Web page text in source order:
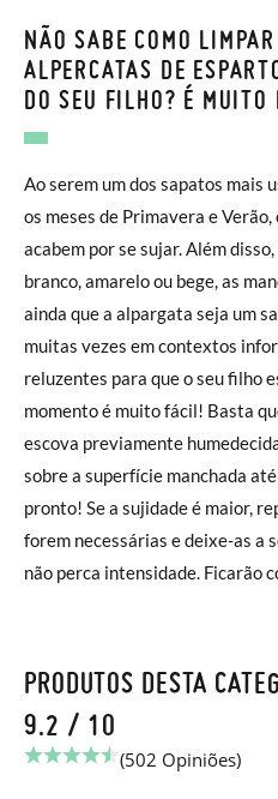
NÃO SABE COMO
ALPERCATAS DE
DO SEU FILHO? É MUITO
Ao serem um dos sapatos mais
os meses de Primavera e
acabem por se sujar. Além
branco, amarelo ou bege, as
ainda que a alpargata seja um
muitas vezes em contextos
reluzentes para que o seu filho
momento é muito fácil! Basta
escova previamente
sobre a superfície manchada
pronto! Se a sujidade é maior,
forem necessárias e deixe-as a
não perca intensidade. Ficarão
PRODUTOS DESTA
9.2 / 10
(502 Opiniões)